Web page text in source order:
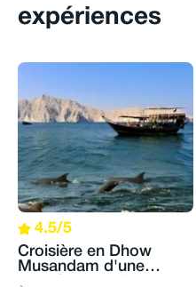
expériences
4.5/5
Croisière en Dhow
Musandam d'une